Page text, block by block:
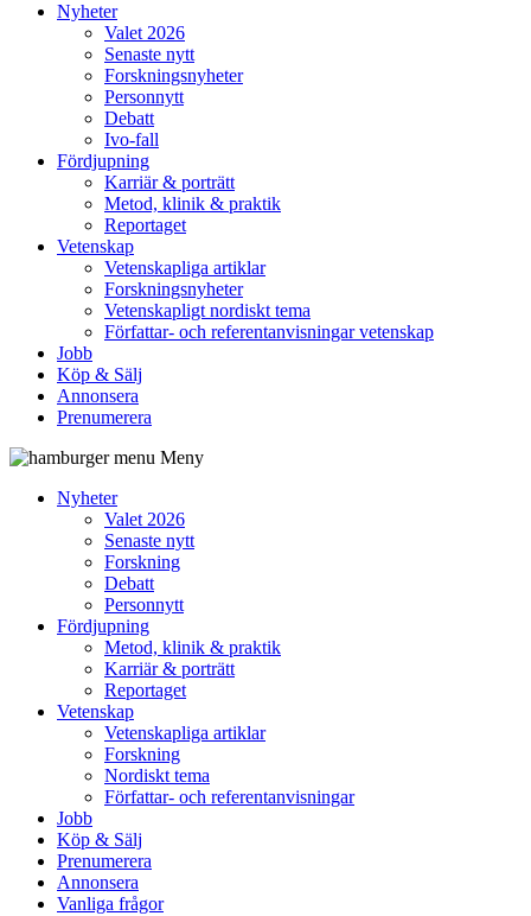
Nyheter
Valet 2026
Senaste nytt
Forskningsnyheter
Personnytt
Debatt
Ivo-fall
Fördjupning
Karriär & porträtt
Metod, klinik & praktik
Reportaget
Vetenskap
Vetenskapliga artiklar
Forskningsnyheter
Vetenskapligt nordiskt tema
Författar- och referentanvisningar vetenskap
Jobb
Köp & Sälj
Annonsera
Prenumerera
Meny
Nyheter
Valet 2026
Senaste nytt
Forskning
Debatt
Personnytt
Fördjupning
Metod, klinik & praktik
Karriär & porträtt
Reportaget
Vetenskap
Vetenskapliga artiklar
Forskning
Nordiskt tema
Författar- och referentanvisningar
Jobb
Köp & Sälj
Prenumerera
Annonsera
Vanliga frågor